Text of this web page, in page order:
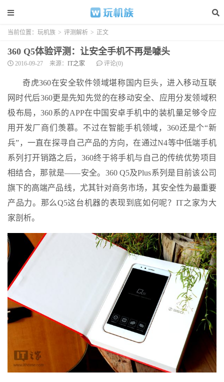
当前位置： 玩机族 > 评测解析 > 正文
360 Q5体验评测：让安全手机不再是噱头
2016-09-27 来源： IT之家 评论(0)
奇虎360在安全软件领域堪称国内巨头，进入移动互联
网时代后360更是先知先觉的在移动安全、应用分发领域积
极布局，360系的APP在中国安卓手机中的装机量足够令应
用开发厂商们羡慕。不过在智能手机领域，360还是个“新
兵”，一直在探寻自己产品的方向，在通过N4等中低端手机
系列打开销路之后，360终于将手机与自己的传统优势项目
相结合，那就是——安全。360 Q5及Plus系列是目前该公司
旗下的高端产品线，尤其针对商务市场，其安全性为最重要
产品力。那么Q5这台机器的表现到底如何呢？IT之家为大
家剖析。